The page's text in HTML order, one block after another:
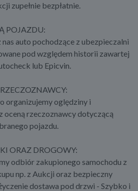
zupełnie bezpłatnie.
POJAZDU:
auto pochodzące z ubezpieczalni
pod względem historii zawartej
lub Epicvin.
organizujemy oględziny i
oceną rzeczoznawcy dotyczącą
pojazdu.
ORAZ DROGOWY:
odbiór zakupionego samochodu z
np. z Aukcji oraz bezpieczny
dostawa pod drzwi - Szybko i